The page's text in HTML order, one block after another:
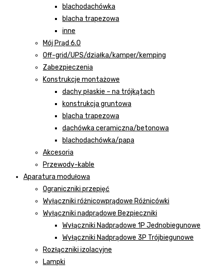
blachodachówka
blacha trapezowa
inne
Mój Prąd 6.0
Off-grid/UPS/działka/kamper/kemping
Zabezpieczenia
Konstrukcje montażowe
dachy płaskie – na trójkątach
konstrukcja gruntowa
blacha trapezowa
dachówka ceramiczna/betonowa
blachodachówka/papa
Akcesoria
Przewody-kable
Aparatura modułowa
Ograniczniki przepięć
Wyłączniki różnicowprądowe Różnicówki
Wyłączniki nadprądowe Bezpieczniki
Wyłączniki Nadprądowe 1P Jednobiegunowe
Wyłączniki Nadprądowe 3P Trójbiegunowe
Rozłączniki izolacyjne
Lampki